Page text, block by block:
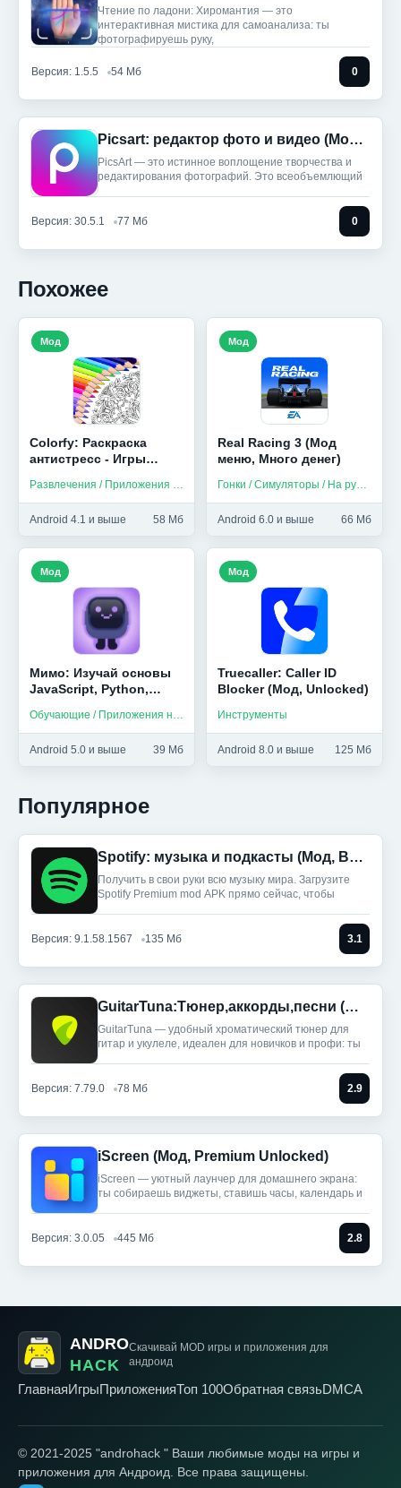
Чтение по ладони: Хиромантия — это
интерактивная мистика для самоанализа: ты
фотографируешь руку,
Версия: 1.5.5 54 Мб 0
Picsart: редактор фото и видео (Мод, Unlocked)
PicsArt — это истинное воплощение творчества и
редактирования фотографий. Это всеобъемлющий
Версия: 30.5.1 77 Мб 0
Похожее
Colorfy: Раскраска
антистресс - Игры
Unlocked)
Развлечения / Приложения на русском
Android 4.1 и выше 58 Мб
Мод
Real Racing 3 (Мод
меню, Много денег)
Гонки / Симуляторы / На русском
Android 6.0 и выше 66 Мб
Мод
Мимо: Изучай основы
JavaScript, Python,
Unlocked)
Обучающие / Приложения на русском
Android 5.0 и выше 39 Мб
Мод
Truecaller: Caller ID
Blocker (Мод, Unlocked)
Инструменты
Android 8.0 и выше 125 Мб
Мод
Популярное
Spotify: музыка и подкасты (Мод, Всё разблокировано)
Получить в свои руки всю музыку мира. Загрузите
Spotify Premium mod APK прямо сейчас, чтобы
Версия: 9.1.58.1567 135 Мб 3.1
GuitarTuna:Тюнер,аккорды,песни (Мод, Premium Unlocked)
GuitarTuna — удобный хроматический тюнер для
гитар и укулеле, идеален для новичков и профи: ты
Версия: 7.79.0 78 Мб 2.9
iScreen (Мод, Premium Unlocked)
iScreen — уютный лаунчер для домашнего экрана:
ты собираешь виджеты, ставишь часы, календарь и
Версия: 3.0.05 445 Мб 2.8
ANDRO
HACK
Скачивай MOD игры и приложения для
андроид
ГлавнаяИгрыПриложенияТоп 100Обратная связьDMCA
© 2021-2025 "androhack " Ваши любимые моды на игры и
приложения для Андроид. Все права защищены.